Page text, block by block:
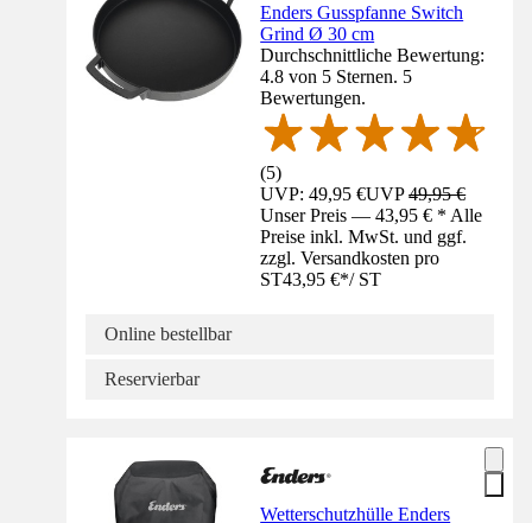
Enders Gusspfanne Switch
Grind Ø 30 cm
Durchschnittliche Bewertung:
4.8 von 5 Sternen. 5
Bewertungen.
(5)
UVP: 49,95 €UVP49,95 €
Unser Preis — 43,95 € * Alle
Preise inkl. MwSt. und ggf.
zzgl. Versandkosten pro
ST43,95 €*/ ST
Online bestellbar
Reservierbar
Wetterschutzhülle Enders